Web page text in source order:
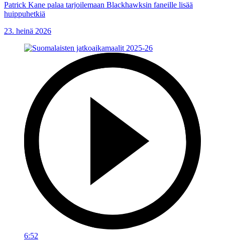
Patrick Kane palaa tarjoilemaan Blackhawksin faneille lisää
huippuhetkiä
23. heinä 2026
6:52